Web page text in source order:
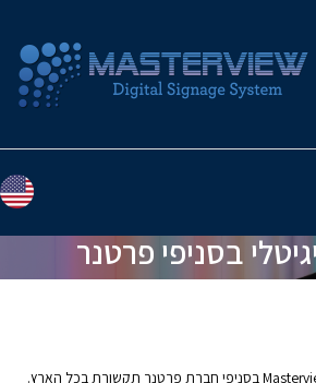
בסניפי פרטנר